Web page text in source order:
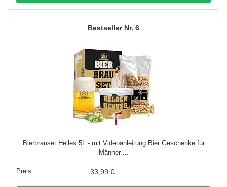
6
Bierbrauset Helles 5L - mit Videoanleitung Bier Geschenke für
Männer ...
33,99 €